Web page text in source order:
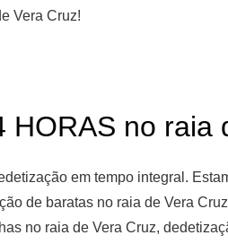
Vera Cruz!
HORAS no raia
em tempo integral.
de baratas no raia de Vera
no raia de Vera Cruz,